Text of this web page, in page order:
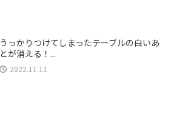
うっかりつけてしまったテーブルの白いあ
とが消える！...
2022.11.11